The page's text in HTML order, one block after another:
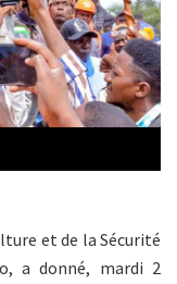
et de la Sécurité
a donné, mardi 2